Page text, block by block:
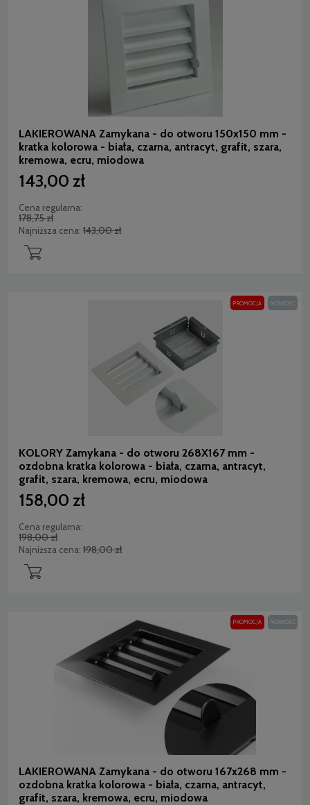
LAKIEROWANA Zamykana - do otworu 150x150 mm -
kratka kolorowa - biała, czarna, antracyt, grafit, szara,
kremowa, ecru, miodowa
143,00 zł
Cena regularna:
178,75 zł
Najniższa cena: 143,00 zł
KOLORY Zamykana - do otworu 268X167 mm -
ozdobna kratka kolorowa - biała, czarna, antracyt,
grafit, szara, kremowa, ecru, miodowa
158,00 zł
Cena regularna:
198,00 zł
Najniższa cena: 198,00 zł
PROMOCJA NOWOŚĆ
LAKIEROWANA Zamykana - do otworu 167x268 mm -
ozdobna kratka kolorowa - biała, czarna, antracyt,
grafit, szara, kremowa, ecru, miodowa
PROMOCJA NOWOŚĆ